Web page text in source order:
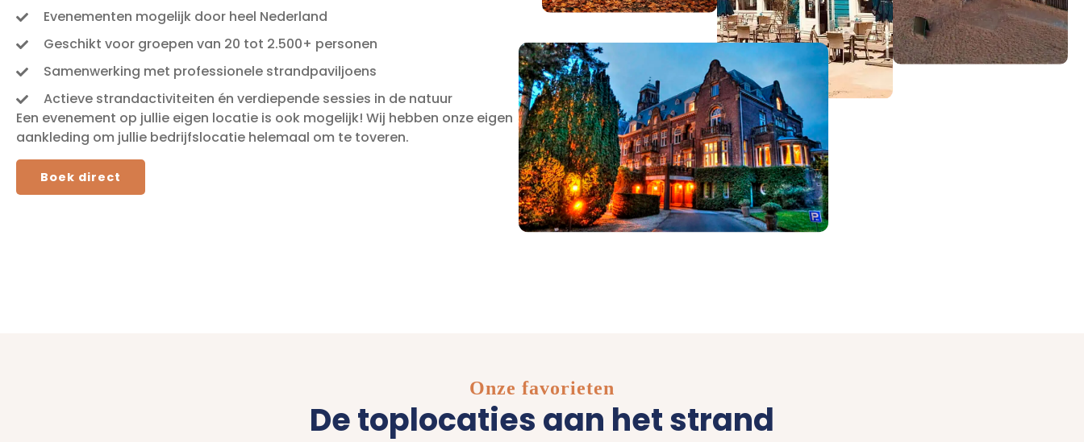
Evenementen mogelijk door heel Nederland
Geschikt voor groepen van 20 tot 2.500+ personen
Samenwerking met professionele strandpaviljoens
Actieve strandactiviteiten én verdiepende sessies in de natuur
Een evenement op jullie eigen locatie is ook mogelijk! Wij hebben onze eigen
aankleding om jullie bedrijfslocatie helemaal om te toveren.
Boek direct
Onze favorieten
De toplocaties aan het strand